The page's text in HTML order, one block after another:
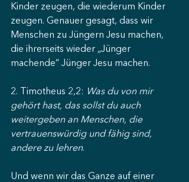
Kinder zeugen, die wiederum Kinder
zeugen. Genauer gesagt, dass wir
Menschen zu Jüngern Jesu machen,
die ihrerseits wieder „Jünger
machende“ Jünger Jesu machen.
2. Timotheus 2,2: Was du von mir
gehört hast, das sollst du auch
weitergeben an Menschen, die
vertrauenswürdig und fähig sind,
andere zu lehren.
Und wenn wir das Ganze auf einer